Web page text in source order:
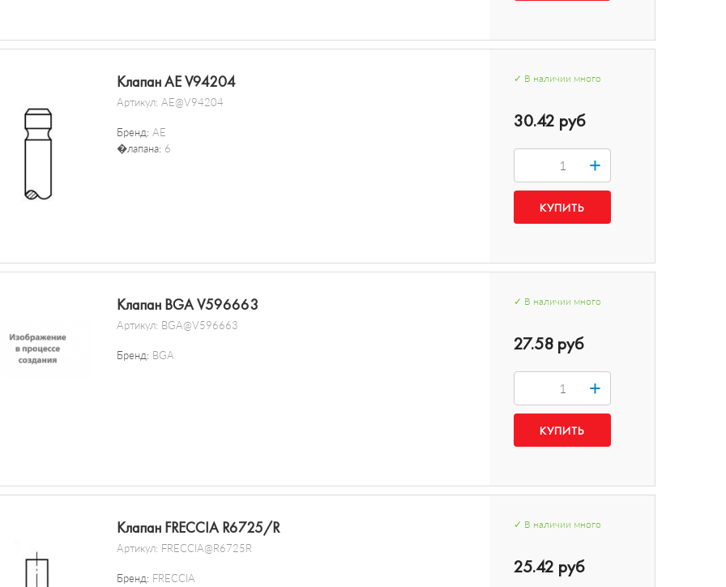
Клапан AE V94204
Артикул: AE@V94204
Бренд: AE
�лапана: 6
✓ В наличии много
30.42 руб
+
Клапан BGA V596663
Артикул: BGA@V596663
Бренд: BGA
✓ В наличии много
27.58 руб
+
Клапан FRECCIA R6725/R
Артикул: FRECCIA@R6725R
Бренд: FRECCIA
✓ В наличии много
25.42 руб